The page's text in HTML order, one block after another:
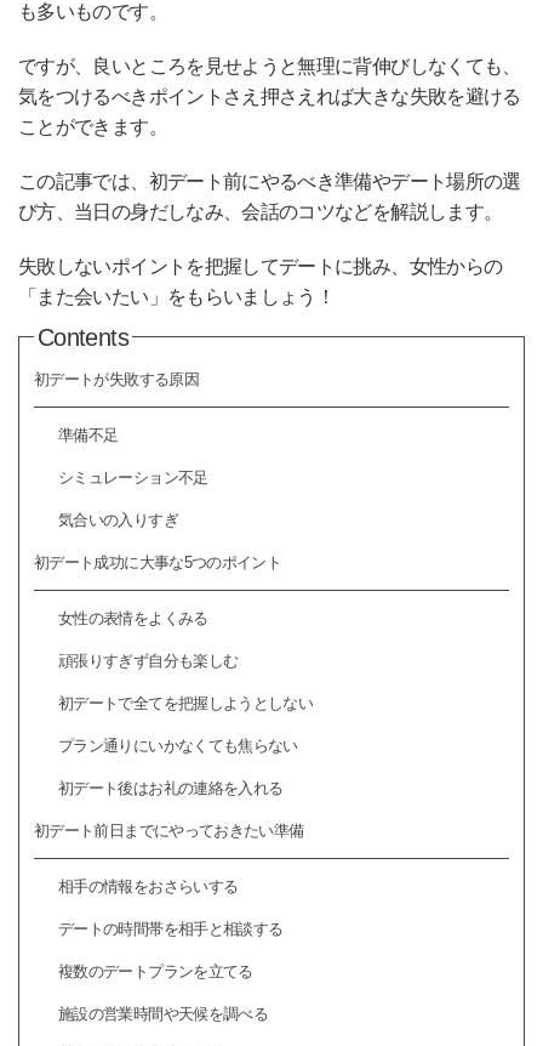
も多いものです。
ですが、良いところを見せようと無理に背伸びしなくても、
気をつけるべきポイントさえ押さえれば大きな失敗を避ける
ことができます。
この記事では、初デート前にやるべき準備やデート場所の選
び方、当日の身だしなみ、会話のコツなどを解説します。
失敗しないポイントを把握してデートに挑み、女性からの
「また会いたい」をもらいましょう！
Contents
初デートが失敗する原因
準備不足
シミュレーション不足
気合いの入りすぎ
初デート成功に大事な5つのポイント
女性の表情をよくみる
頑張りすぎず自分も楽しむ
初デートで全てを把握しようとしない
プラン通りにいかなくても焦らない
初デート後はお礼の連絡を入れる
初デート前日までにやっておきたい準備
相手の情報をおさらいする
デートの時間帯を相手と相談する
複数のデートプランを立てる
施設の営業時間や天候を調べる